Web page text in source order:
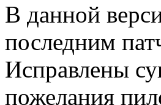
В данной
последним
Исправлены
пожелания